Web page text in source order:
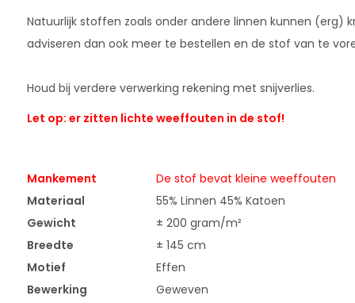
Natuurlijk stoffen zoals onder andere linnen kunnen (erg)
adviseren dan ook meer te bestellen en de stof van te
Houd bij verdere verwerking rekening met snijverlies.
Let op: er zitten lichte weeffouten in de stof!
Mankement
De stof bevat kleine weeffouten
Materiaal
55% Linnen 45% Katoen
Gewicht
± 200 gram/m²
Breedte
± 145 cm
Motief
Effen
Bewerking
Geweven